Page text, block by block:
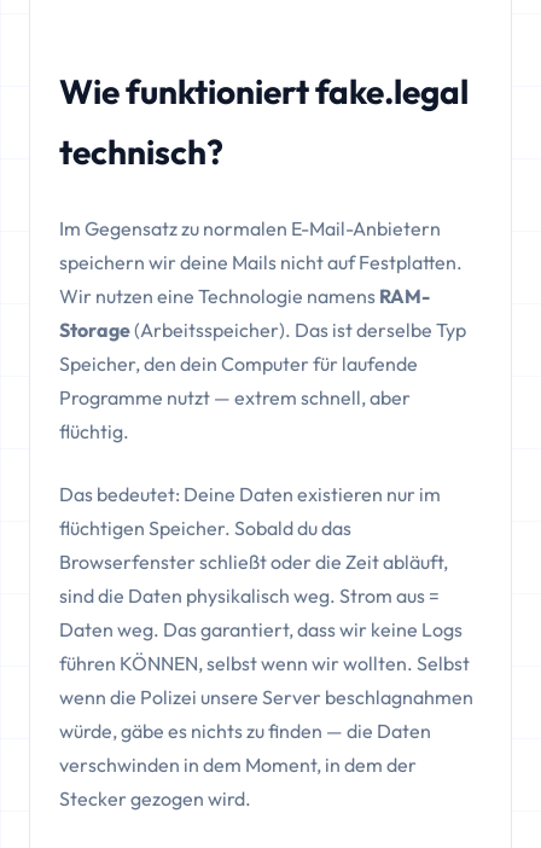
Wie funktioniert fake.legal
technisch?
Im Gegensatz zu normalen E-Mail-Anbietern
speichern wir deine Mails nicht auf Festplatten.
Wir nutzen eine Technologie namens RAM-
Storage(Arbeitsspeicher). Das ist derselbe Typ
Speicher, den dein Computer für laufende
Programme nutzt — extrem schnell, aber
flüchtig.
Das bedeutet: Deine Daten existieren nur im
flüchtigen Speicher. Sobald du das
Browserfenster schließt oder die Zeit abläuft,
sind die Daten physikalisch weg. Strom aus =
Daten weg. Das garantiert, dass wir keine Logs
führen KÖNNEN, selbst wenn wir wollten. Selbst
wenn die Polizei unsere Server beschlagnahmen
würde, gäbe es nichts zu finden — die Daten
verschwinden in dem Moment, in dem der
Stecker gezogen wird.